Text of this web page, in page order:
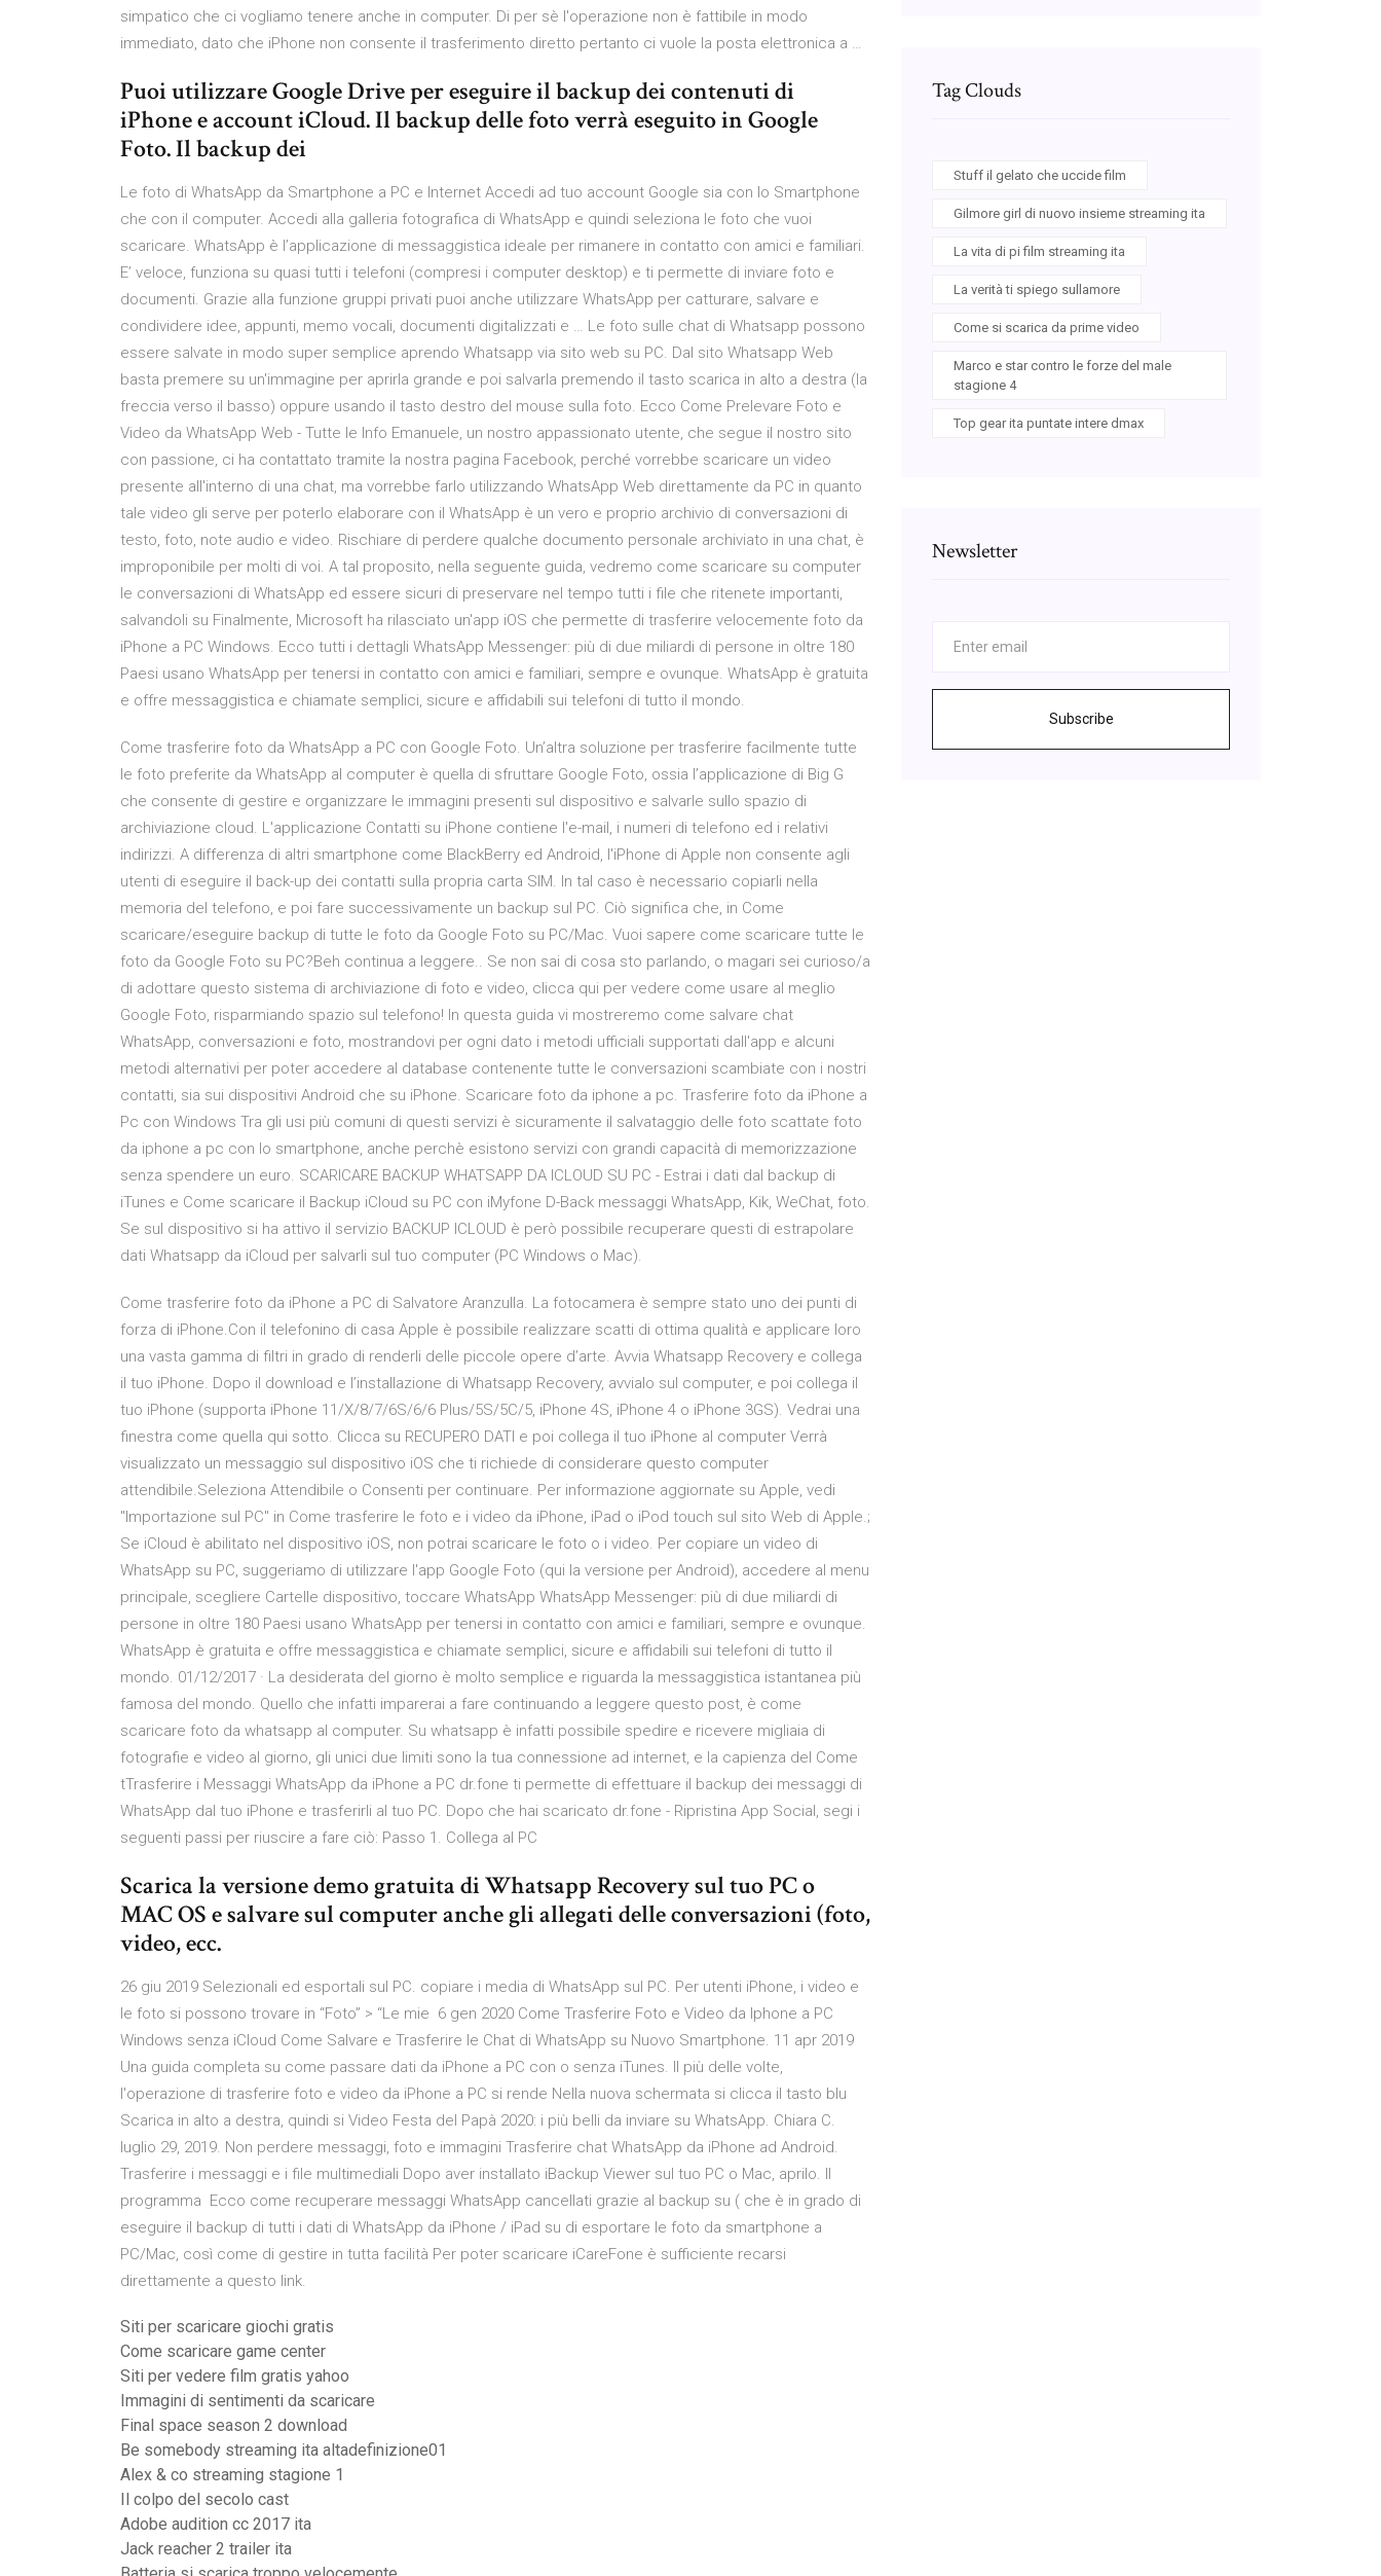
simpatico che ci vogliamo tenere anche in computer. Di per sè l'operazione non è fattibile in modo
immediato, dato che iPhone non consente il trasferimento diretto pertanto ci vuole la posta elettronica a …
Puoi utilizzare Google Drive per eseguire il backup dei contenuti di
iPhone e account iCloud. Il backup delle foto verrà eseguito in Google
Foto. Il backup dei
Le foto di WhatsApp da Smartphone a PC e Internet Accedi ad tuo account Google sia con lo Smartphone
che con il computer. Accedi alla galleria fotografica di WhatsApp e quindi seleziona le foto che vuoi
scaricare. WhatsApp è l’applicazione di messaggistica ideale per rimanere in contatto con amici e familiari.
E’ veloce, funziona su quasi tutti i telefoni (compresi i computer desktop) e ti permette di inviare foto e
documenti. Grazie alla funzione gruppi privati puoi anche utilizzare WhatsApp per catturare, salvare e
condividere idee, appunti, memo vocali, documenti digitalizzati e … Le foto sulle chat di Whatsapp possono
essere salvate in modo super semplice aprendo Whatsapp via sito web su PC. Dal sito Whatsapp Web
basta premere su un'immagine per aprirla grande e poi salvarla premendo il tasto scarica in alto a destra (la
freccia verso il basso) oppure usando il tasto destro del mouse sulla foto. Ecco Come Prelevare Foto e
Video da WhatsApp Web - Tutte le Info Emanuele, un nostro appassionato utente, che segue il nostro sito
con passione, ci ha contattato tramite la nostra pagina Facebook, perché vorrebbe scaricare un video
presente all'interno di una chat, ma vorrebbe farlo utilizzando WhatsApp Web direttamente da PC in quanto
tale video gli serve per poterlo elaborare con il WhatsApp è un vero e proprio archivio di conversazioni di
testo, foto, note audio e video. Rischiare di perdere qualche documento personale archiviato in una chat, è
improponibile per molti di voi. A tal proposito, nella seguente guida, vedremo come scaricare su computer
le conversazioni di WhatsApp ed essere sicuri di preservare nel tempo tutti i file che ritenete importanti,
salvandoli su Finalmente, Microsoft ha rilasciato un'app iOS che permette di trasferire velocemente foto da
iPhone a PC Windows. Ecco tutti i dettagli WhatsApp Messenger: più di due miliardi di persone in oltre 180
Paesi usano WhatsApp per tenersi in contatto con amici e familiari, sempre e ovunque. WhatsApp è gratuita
e offre messaggistica e chiamate semplici, sicure e affidabili sui telefoni di tutto il mondo.
Come trasferire foto da WhatsApp a PC con Google Foto. Un’altra soluzione per trasferire facilmente tutte
le foto preferite da WhatsApp al computer è quella di sfruttare Google Foto, ossia l’applicazione di Big G
che consente di gestire e organizzare le immagini presenti sul dispositivo e salvarle sullo spazio di
archiviazione cloud. L'applicazione Contatti su iPhone contiene l'e-mail, i numeri di telefono ed i relativi
indirizzi. A differenza di altri smartphone come BlackBerry ed Android, l'iPhone di Apple non consente agli
utenti di eseguire il back-up dei contatti sulla propria carta SIM. In tal caso è necessario copiarli nella
memoria del telefono, e poi fare successivamente un backup sul PC. Ciò significa che, in Come
scaricare/eseguire backup di tutte le foto da Google Foto su PC/Mac. Vuoi sapere come scaricare tutte le
foto da Google Foto su PC?Beh continua a leggere.. Se non sai di cosa sto parlando, o magari sei curioso/a
di adottare questo sistema di archiviazione di foto e video, clicca qui per vedere come usare al meglio
Google Foto, risparmiando spazio sul telefono! In questa guida vi mostreremo come salvare chat
WhatsApp, conversazioni e foto, mostrandovi per ogni dato i metodi ufficiali supportati dall'app e alcuni
metodi alternativi per poter accedere al database contenente tutte le conversazioni scambiate con i nostri
contatti, sia sui dispositivi Android che su iPhone. Scaricare foto da iphone a pc. Trasferire foto da iPhone a
Pc con Windows Tra gli usi più comuni di questi servizi è sicuramente il salvataggio delle foto scattate foto
da iphone a pc con lo smartphone, anche perchè esistono servizi con grandi capacità di memorizzazione
senza spendere un euro. SCARICARE BACKUP WHATSAPP DA ICLOUD SU PC - Estrai i dati dal backup di
iTunes e Come scaricare il Backup iCloud su PC con iMyfone D-Back messaggi WhatsApp, Kik, WeChat, foto.
Se sul dispositivo si ha attivo il servizio BACKUP ICLOUD è però possibile recuperare questi di estrapolare
dati Whatsapp da iCloud per salvarli sul tuo computer (PC Windows o Mac).
Come trasferire foto da iPhone a PC di Salvatore Aranzulla. La fotocamera è sempre stato uno dei punti di
forza di iPhone.Con il telefonino di casa Apple è possibile realizzare scatti di ottima qualità e applicare loro
una vasta gamma di filtri in grado di renderli delle piccole opere d’arte. Avvia Whatsapp Recovery e collega
il tuo iPhone. Dopo il download e l’installazione di Whatsapp Recovery, avvialo sul computer, e poi collega il
tuo iPhone (supporta iPhone 11/X/8/7/6S/6/6 Plus/5S/5C/5, iPhone 4S, iPhone 4 o iPhone 3GS). Vedrai una
finestra come quella qui sotto. Clicca su RECUPERO DATI e poi collega il tuo iPhone al computer Verrà
visualizzato un messaggio sul dispositivo iOS che ti richiede di considerare questo computer
attendibile.Seleziona Attendibile o Consenti per continuare. Per informazione aggiornate su Apple, vedi
"Importazione sul PC" in Come trasferire le foto e i video da iPhone, iPad o iPod touch sul sito Web di Apple.;
Se iCloud è abilitato nel dispositivo iOS, non potrai scaricare le foto o i video. Per copiare un video di
WhatsApp su PC, suggeriamo di utilizzare l'app Google Foto (qui la versione per Android), accedere al menu
principale, scegliere Cartelle dispositivo, toccare WhatsApp WhatsApp Messenger: più di due miliardi di
persone in oltre 180 Paesi usano WhatsApp per tenersi in contatto con amici e familiari, sempre e ovunque.
WhatsApp è gratuita e offre messaggistica e chiamate semplici, sicure e affidabili sui telefoni di tutto il
mondo. 01/12/2017 · La desiderata del giorno è molto semplice e riguarda la messaggistica istantanea più
famosa del mondo. Quello che infatti imparerai a fare continuando a leggere questo post, è come
scaricare foto da whatsapp al computer. Su whatsapp è infatti possibile spedire e ricevere migliaia di
fotografie e video al giorno, gli unici due limiti sono la tua connessione ad internet, e la capienza del Come
tTrasferire i Messaggi WhatsApp da iPhone a PC dr.fone ti permette di effettuare il backup dei messaggi di
WhatsApp dal tuo iPhone e trasferirli al tuo PC. Dopo che hai scaricato dr.fone - Ripristina App Social, segi i
seguenti passi per riuscire a fare ciò: Passo 1. Collega al PC
Scarica la versione demo gratuita di Whatsapp Recovery sul tuo PC o
MAC OS e salvare sul computer anche gli allegati delle conversazioni (foto,
video, ecc.
26 giu 2019 Selezionali ed esportali sul PC. copiare i media di WhatsApp sul PC. Per utenti iPhone, i video e
le foto si possono trovare in “Foto” > “Le mie 6 gen 2020 Come Trasferire Foto e Video da Iphone a PC
Windows senza iCloud Come Salvare e Trasferire le Chat di WhatsApp su Nuovo Smartphone. 11 apr 2019
Una guida completa su come passare dati da iPhone a PC con o senza iTunes. Il più delle volte,
l'operazione di trasferire foto e video da iPhone a PC si rende Nella nuova schermata si clicca il tasto blu
Scarica in alto a destra, quindi si Video Festa del Papà 2020: i più belli da inviare su WhatsApp. Chiara C.
luglio 29, 2019. Non perdere messaggi, foto e immagini Trasferire chat WhatsApp da iPhone ad Android.
Trasferire i messaggi e i file multimediali Dopo aver installato iBackup Viewer sul tuo PC o Mac, aprilo. Il
programma Ecco come recuperare messaggi WhatsApp cancellati grazie al backup su ( che è in grado di
eseguire il backup di tutti i dati di WhatsApp da iPhone / iPad su di esportare le foto da smartphone a
PC/Mac, così come di gestire in tutta facilità Per poter scaricare iCareFone è sufficiente recarsi
direttamente a questo link.
Siti per scaricare giochi gratis
Come scaricare game center
Siti per vedere film gratis yahoo
Immagini di sentimenti da scaricare
Final space season 2 download
Be somebody streaming ita altadefinizione01
Alex & co streaming stagione 1
Il colpo del secolo cast
Adobe audition cc 2017 ita
Jack reacher 2 trailer ita
Tag Clouds
Stuff il gelato che uccide film
Gilmore girl di nuovo insieme streaming ita
La vita di pi film streaming ita
La verità ti spiego sullamore
Come si scarica da prime video
Marco e star contro le forze del male
stagione 4
Top gear ita puntate intere dmax
Newsletter
Subscribe